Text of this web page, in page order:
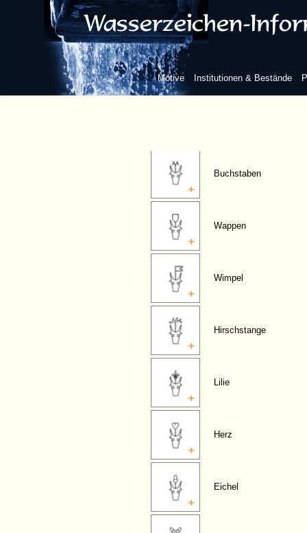
Motive Institutionen & Bestände
Kreis
Buchstaben
Wappen
Wimpel
Hirschstange
Lilie
Herz
Eichel